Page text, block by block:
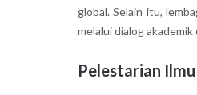
global. Selain itu,
melalui dialog
Pelestarian